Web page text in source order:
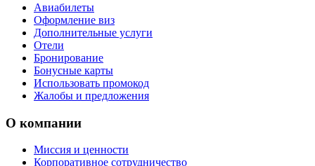
Авиабилеты
Оформление виз
Дополнительные услуги
Отели
Бронирование
Бонусные карты
Использовать промокод
Жалобы и предложения
О компании
Миссия и ценности
Корпоративное сотрудничество